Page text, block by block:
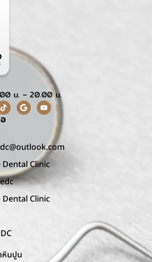
น. – 20.00 น.
Clinic
Clinic
หินปูน